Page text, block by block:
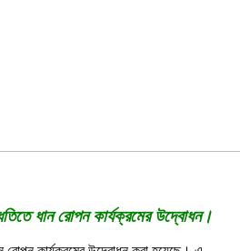
ধান রোপন কার্যক্রমের উদ্বোধন।